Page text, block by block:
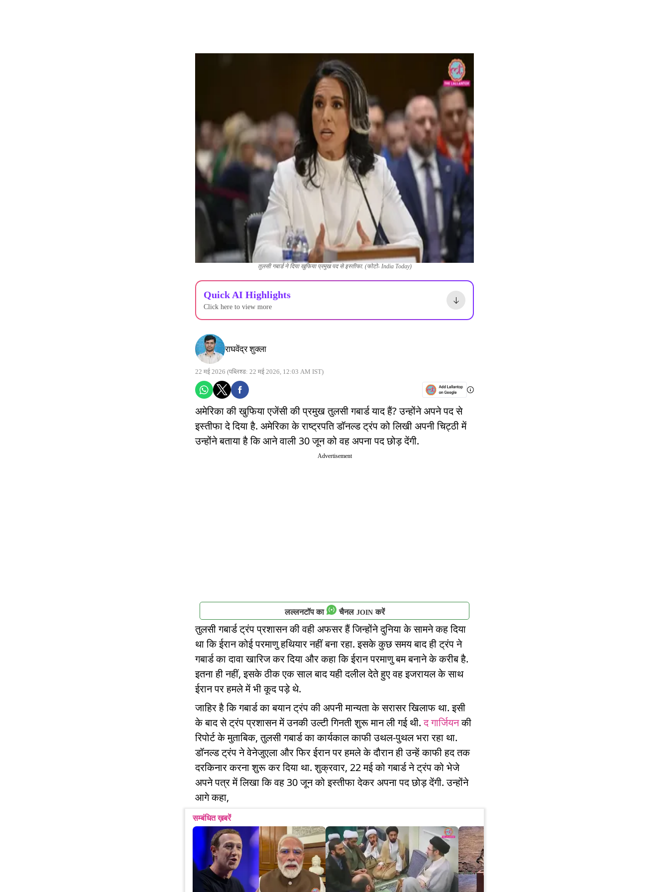
तुलसी गबार्ड ने दिया खुफिया प्रमुख पद से इस्तीफा. (फोटो- India Today)
Quick AI Highlights
Click here to view more
राघवेंद्र शुक्ला
22 मई 2026 (पब्लिश्ड: 22 मई 2026, 12:03 AM IST)
अमेरिका की खुफिया एजेंसी की प्रमुख तुलसी गबार्ड याद हैं? उन्होंने अपने पद से
इस्तीफा दे दिया है. अमेरिका के राष्ट्रपति डॉनल्ड ट्रंप को लिखी अपनी चिट्ठी में
उन्होंने बताया है कि आने वाली 30 जून को वह अपना पद छोड़ देंगी.
Advertisement
लल्लनटॉप का चैनल JOIN करें
तुलसी गबार्ड ट्रंप प्रशासन की वही अफसर हैं जिन्होंने दुनिया के सामने कह दिया
था कि ईरान कोई परमाणु हथियार नहीं बना रहा. इसके कुछ समय बाद ही ट्रंप ने
गबार्ड का दावा खारिज कर दिया और कहा कि ईरान परमाणु बम बनाने के करीब है.
इतना ही नहीं, इसके ठीक एक साल बाद यही दलील देते हुए वह इजरायल के साथ
ईरान पर हमले में भी कूद पड़े थे.
जाहिर है कि गबार्ड का बयान ट्रंप की अपनी मान्यता के सरासर खिलाफ था. इसी
के बाद से ट्रंप प्रशासन में उनकी उल्टी गिनती शुरू मान ली गई थी.द गार्जियनकी
रिपोर्ट के मुताबिक, तुलसी गबार्ड का कार्यकाल काफी उथल-पुथल भरा रहा था.
डॉनल्ड ट्रंप ने वेनेजुएला और फिर ईरान पर हमले के दौरान ही उन्हें काफी हद तक
दरकिनार करना शुरू कर दिया था. शुक्रवार, 22 मई को गबार्ड ने ट्रंप को भेजे
अपने पत्र में लिखा कि वह 30 जून को इस्तीफा देकर अपना पद छोड़ देंगी. उन्होंने
आगे कहा,
सम्बंधित ख़बरें